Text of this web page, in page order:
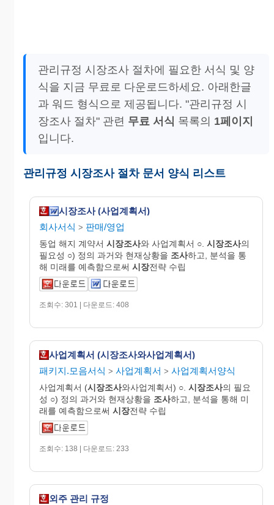
관리규정 시장조사 절차에 필요한 서식 및 양
식을 지금 무료로 다운로드하세요. 아래한글
과 워드 형식으로 제공됩니다. "관리규정 시
장조사 절차" 관련 무료 서식 목록의 1페이지
입니다.
관리규정 시장조사 절차 문서 양식 리스트
시장조사 (사업계획서)
회사서식 > 판매/영업
동업 해지 계약서 시장조사와 사업계획서 ○. 시장조사의
필요성 ○) 정의 과거와 현재상황을 조사하고, 분석을 통
해 미래를 예측함으로써 시장전략 수립
조회수: 301 | 다운로드: 408
사업계획서 (시장조사와사업계획서)
패키지.모음서식 > 사업계획서 > 사업계획서양식
사업계획서 (시장조사와사업계획서) ○. 시장조사의 필요
성 ○) 정의 과거와 현재상황을 조사하고, 분석을 통해 미
래를 예측함으로써 시장전략 수립
조회수: 138 | 다운로드: 233
외주 관리 규정